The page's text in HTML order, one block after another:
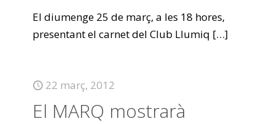
El diumenge 25 de març, a les 18 hores,
presentant el carnet del Club Llumiq […]
22 març, 2012
El MARQ mostrarà